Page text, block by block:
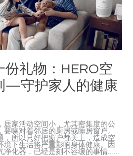
份礼物：HERO空
—守护家人的健康
居家活动空间小，尤其密集度的公
嘛对着邻居的厨房或睡房窗户。
，所以只好把窗户都关上，造成空
境下生活将严重影响身体健康。因
净化器，已经是刻不容缓的事情……